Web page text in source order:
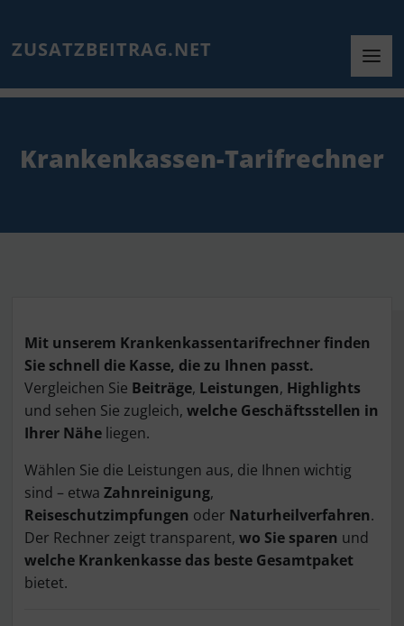
ZUSATZBEITRAG.NET
Krankenkassen-Tarifrechner
Mit unserem Krankenkassentarifrechner finden
Sie schnell die Kasse, die zu Ihnen passt.
Vergleichen Sie Beiträge, Leistungen, Highlights
und sehen Sie zugleich, welche Geschäftsstellen in
Ihrer Nähe liegen.
Wählen Sie die Leistungen aus, die Ihnen wichtig
sind – etwa Zahnreinigung,
Reiseschutzimpfungen oder Naturheilverfahren.
Der Rechner zeigt transparent, wo Sie sparen und
welche Krankenkasse das beste Gesamtpaket
bietet.